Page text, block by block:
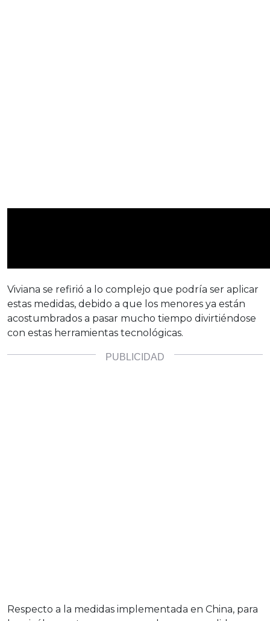
Viviana se refirió a lo complejo que podría ser aplicar
estas medidas, debido a que los menores ya están
acostumbrados a pasar mucho tiempo divirtiéndose
con estas herramientas tecnológicas.
Respecto a la medidas implementada en China, para